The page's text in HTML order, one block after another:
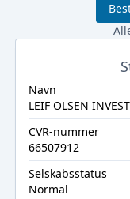
Navn
LEIF OLSEN
CVR-nummer
66507912
Selskabsstatus
Normal